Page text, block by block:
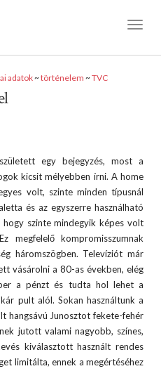
adatok~történelem ~TVC
egy bejegyzés, most a
kicsit mélyebben írni. A home
volt, szinte minden típusnál
és az egyszerre használható
szinte mindegyik képes volt
megfelelő kompromisszumnak
háromszögben. Televíziót már
vásárolni a 80-as években, elég
a pénzt és tudta hol lehet a
pult alól. Sokan használtunk a
hangsávú Junosztot fekete-fehér
jutott valami nagyobb, színes,
kiválasztott használt rendes
limitálta, ennek a megértéséhez